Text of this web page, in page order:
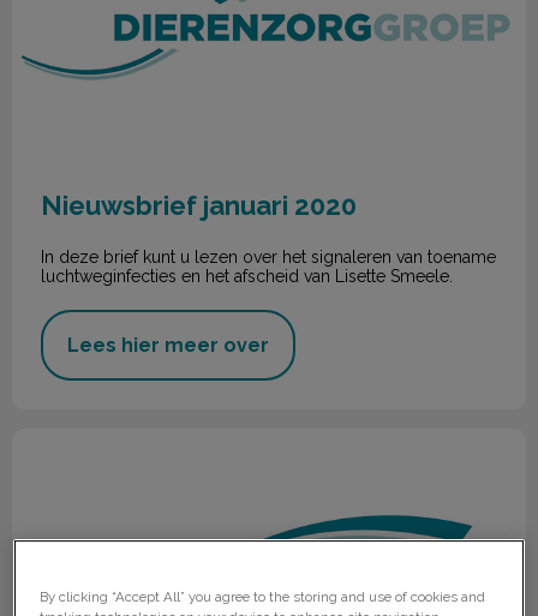
Nieuwsbrief januari 2020
In deze brief kunt u lezen over het signaleren van toename
luchtweginfecties en het afscheid van Lisette Smeele.
Lees hier meer over
By clicking “Accept All” you agree to the storing and use of cookies and